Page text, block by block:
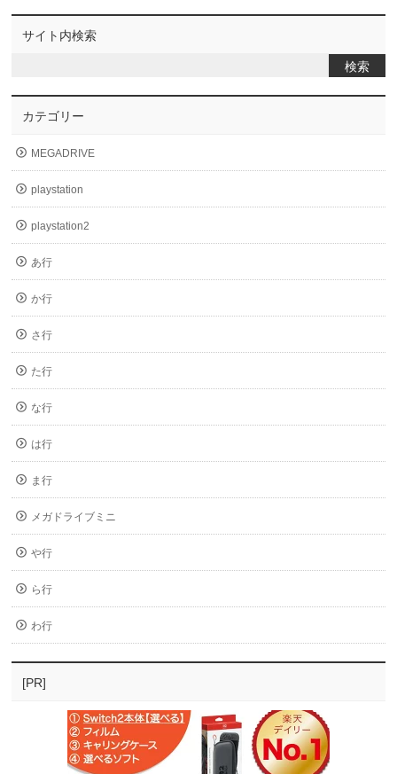
サイト内検索
カテゴリー
MEGADRIVE
playstation
playstation2
あ行
か行
さ行
た行
な行
は行
ま行
メガドライブミニ
や行
ら行
わ行
[PR]